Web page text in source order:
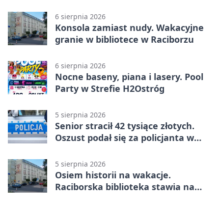
6 sierpnia 2026
Konsola zamiast nudy. Wakacyjne
granie w bibliotece w Raciborzu
6 sierpnia 2026
Nocne baseny, piana i lasery. Pool
Party w Strefie H2Ostróg
5 sierpnia 2026
Senior stracił 42 tysiące złotych.
Oszust podał się za policjanta w
5 sierpnia 2026
Osiem historii na wakacje.
Raciborska biblioteka stawia na